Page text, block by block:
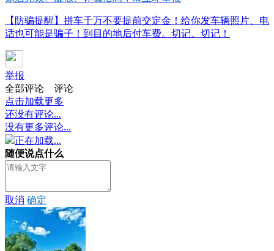
【防骗提醒】拼车千万不要提前交定金！给你发车辆照片、电
话也可能是骗子！到目的地后付车费。切记、切记！
举报
全部评论
评论
点击加载更多
还没有评论...
没有更多评论...
正在加载...
随便说点什么
取消 确定